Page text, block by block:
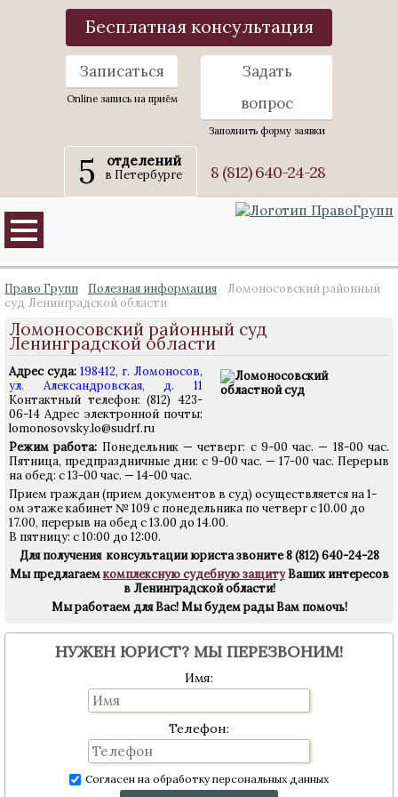
Бесплатная консультация
Записаться
Online запись на приём
Задать
вопрос
Заполнить форму заявки
5 отделений
в Петербурге 8 (812) 640-24-28
Право Групп Полезная информация
Ломоносовский районный
суд Ленинградской области
Ломоносовский районный суд
Ленинградской области
Адрес суда: 198412, г. Ломоносов,
ул. Александровская, д. 11
Контактный телефон: (812) 423-
06-14 Адрес электронной почты:
lomonosovsky.lo@sudrf.ru
Режим работа: Понедельник — четверг: с 9-00 час. — 18-00 час.
Пятница, предпраздничные дни: с 9-00 час. — 17-00 час. Перерыв
на обед: с 13-00 час. — 14-00 час.
Прием граждан (прием документов в суд) осуществляется на 1-
ом этаже кабинет № 109 с понедельника по четвергс 10.00 до
17.00, перерыв на обед с 13.00 до 14.00.
В пятницу: с 10:00 до 12:00.
Для получения консультации юриста звоните8 (812) 640-24-28
Мы предлагаемкомплексную судебную защитуВаших интересов
в Ленинградской области!
Мы работаем для Вас! Мы будем рады Вам помочь!
НУЖЕН ЮРИСТ? МЫ ПЕРЕЗВОНИМ!
Имя:
Телефон:
Согласен на обработку персональных данных